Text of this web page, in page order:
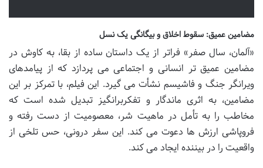
مضامین عمیق: سقوط اخلاق و بیگانگی یک نسل
«آلمان، سال صفر» فراتر از یک داستان ساده از بقا، به کاوش در
مضامین عمیق تر انسانی و اجتماعی می پردازد که از پیامدهای
ویرانگر جنگ و فاشیسم نشأت می گیرد. این فیلم، با تمرکز بر این
مضامین، به اثری ماندگار و تفکربرانگیز تبدیل شده است که
مخاطب را به تأمل در ماهیت شر، معصومیت از دست رفته و
فروپاشی ارزش ها دعوت می کند. این سفر درونی، حس تلخی از
واقعیت را در بیننده ایجاد می کند.